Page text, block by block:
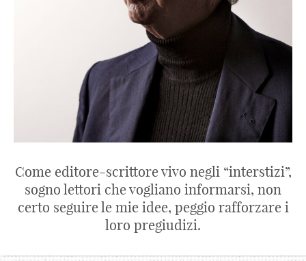
Come editore-scrittore vivo negli “interstizi”,
sogno lettori che vogliano informarsi, non
certo seguire le mie idee, peggio rafforzare i
loro pregiudizi.